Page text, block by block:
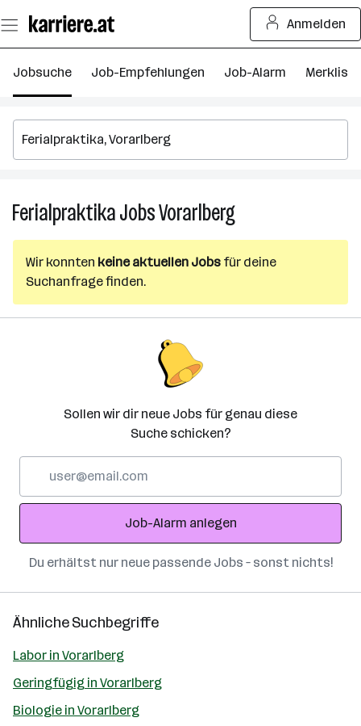
Seiteninhalt
springen
Anmelden
Jobsuche Job-Empfehlungen Job-Alarm Merkliste
FerialpraktikaJobsVorarlbergFerialpraktika
Jobs
Vorarlberg
Wir konnten keine aktuellen Jobs für deine
Suchanfrage finden.
Sollen wir dir neue Jobs für genau diese
Suche schicken?
Adresse
Job-Alarm anlegen
Du erhältst nur neue passende Jobs – sonst nichts!
Ähnliche Suchbegriffe
Labor in Vorarlberg
Geringfügig in Vorarlberg
Biologie in Vorarlberg